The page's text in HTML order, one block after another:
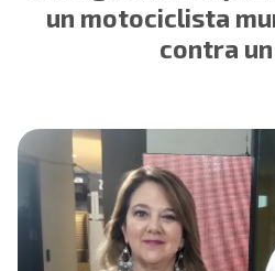
un motociclista
contra